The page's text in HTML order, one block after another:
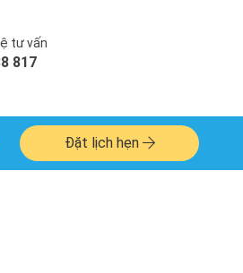
tư vấn
817
Đặt lịch hẹn